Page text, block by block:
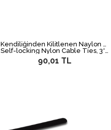
Kendiliğinden Kilitlenen Naylon Kablo Bağları, 3*200MM, Paket İçeriği: 100 adet, Beyaz Renk
Self-locking Nylon Cable Ties, 3*200MM, 100 pcs/PE bag, white
90,01 TL